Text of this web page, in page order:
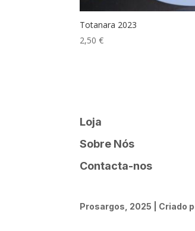
Totanara 2023
2,50€
Loja
Sobre Nós
Contacta-nos
Prosargos, 2025 | Criado